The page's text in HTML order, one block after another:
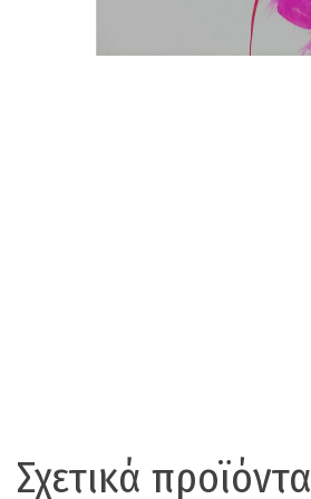
Σχετικά προϊόντα